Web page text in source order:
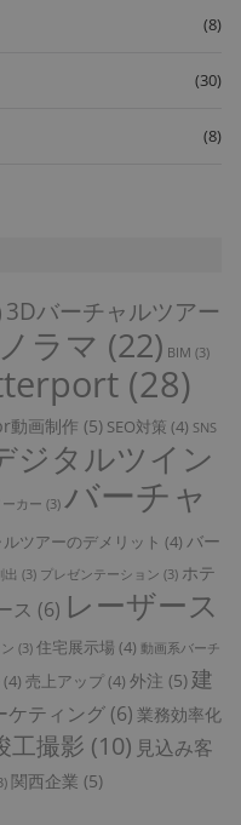
(8)
(30)
(8)
3Dバーチャルツアー
ラマ (22) BIM (3)
(28)
動画制作 (5) SEO対策 (4) SNS
ジタルツイン
カー (3) バーチャ
ツアーのデメリット (4) バー
出 (3) プレゼンテーション (3) ホテ
ス (6) レーザース
(3) 住宅展示場 (4) 動画系バーチ
(4) 売上アップ(4) 外注 (5) 建
ケティング(6) 業務効率化
工撮影 (10) 見込み客
関西企業 (5)